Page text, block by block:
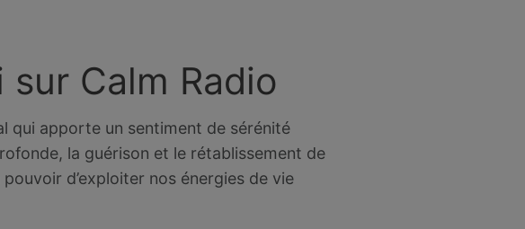
Calm Radio
qui apporte un sentiment de sérénité
la guérison et le rétablissement de
d’exploiter nos énergies de vie